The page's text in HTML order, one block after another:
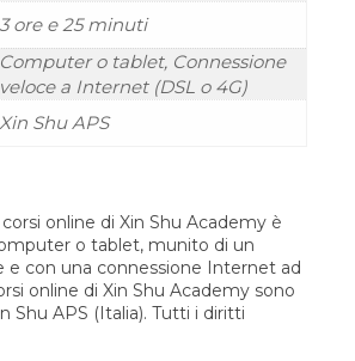
3 ore e 25 minuti
Computer o tablet, Connessione
veloce a Internet (DSL o 4G)
Xin Shu APS
online di Xin Shu Academy è
o tablet, munito di un
e con una connessione Internet ad
online di Xin Shu Academy sono
Shu APS (Italia). Tutti i diritti